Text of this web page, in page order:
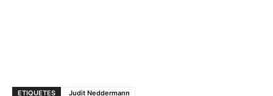
ETIQUETES Judit Neddermann